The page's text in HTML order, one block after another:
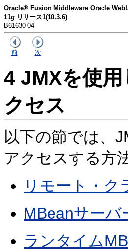
Oracle® Fusion Middleware Oracle
11g リリース1(10.3.6)
B61630-04
前 次
4 JMXを使
クセス
以下の節では、
アクセスする方
リモート・ク
MBeanサーバ
ランタイム